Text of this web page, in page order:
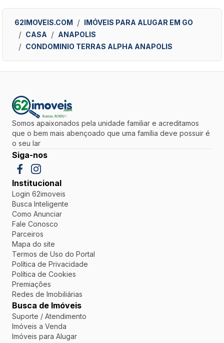
62IMOVEIS.COM
IMÓVEIS PARA ALUGAR EM GO
CASA
ANAPOLIS
CONDOMINIO TERRAS ALPHA ANAPOLIS
Somos apaixonados pela unidade familiar e acreditamos
que o bem mais abençoado que uma família deve possuir é
o seu lar
Siga-nos
Institucional
Login 62imoveis
Busca Inteligente
Como Anunciar
Fale Conosco
Parceiros
Mapa do site
Termos de Uso do Portal
Política de Privacidade
Política de Cookies
Premiações
Redes de Imobiliárias
Busca de Imóveis
Suporte / Atendimento
Imóveis a Venda
Imóveis para Alugar